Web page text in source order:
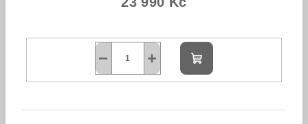
+
−
Do
košíku